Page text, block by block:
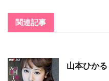
関連記事
山本ひか